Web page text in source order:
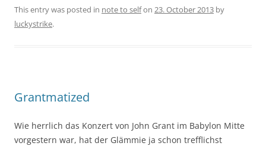
This entry was posted in note to selfon 23. October 2013 by
luckystrike.
Grantmatized
Wie herrlich das Konzert von John Grant im Babylon Mitte
vorgestern war, hat der Glämmie ja schon trefflichst